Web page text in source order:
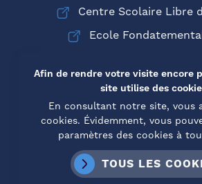
Centre Scolaire Libre
Ecole
© Copyright 2026 Institut Sainte-
Mentions légales
Cookies
Afin de rendre votre visite encore
site utilise des
En consultant notre site, vous
cookies. Évidemment, vous
paramètres des cookies à
TOUS LES